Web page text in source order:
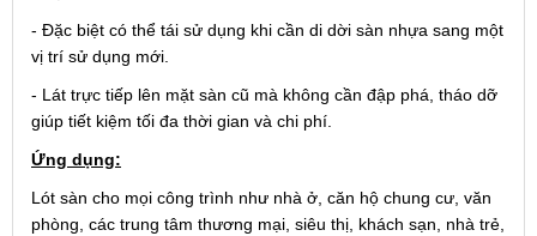
- Đặc biệt có thể tái sử dụng khi cần di dời sàn nhựa sang một
vị trí sử dụng mới.
- Lát trực tiếp lên mặt sàn cũ mà không cần đập phá, tháo dỡ
giúp tiết kiệm tối đa thời gian và chi phí.
Ứng dụng:
Lót sàn cho mọi công trình như nhà ở, căn hộ chung cư, văn
phòng, các trung tâm thương mại, siêu thị, khách sạn, nhà trẻ,